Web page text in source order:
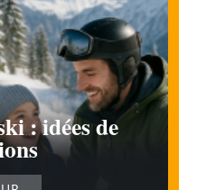
: idées de